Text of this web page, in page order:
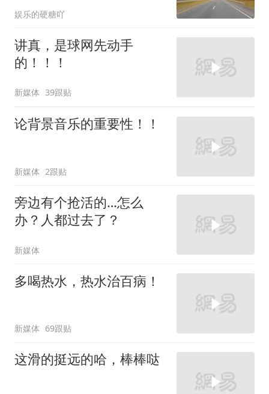
娱乐的硬糖吖
讲真，是球网先动手
的！！！
新媒体 39跟贴
论背景音乐的重要性！！
新媒体 2跟贴
旁边有个抢活的…怎么
办？人都过去了？
新媒体
多喝热水，热水治百病！
新媒体 69跟贴
这滑的挺远的哈，棒棒哒